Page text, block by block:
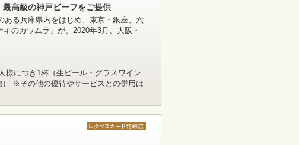
高級の神戸ビーフをご提供
ある兵庫県内をはじめ、東京・銀座、六
のカワムラ」が、2020年3月、大阪・
様につき1杯（生ビール・グラスワイン
※その他の優待やサービスとの併用は